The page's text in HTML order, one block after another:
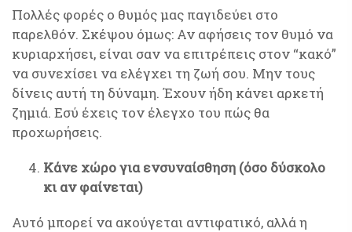
Πολλές φορές ο θυμός μας παγιδεύει στο
παρελθόν. Σκέψου όμως: Αν αφήσεις τον θυμό να
κυριαρχήσει, είναι σαν να επιτρέπεις στον “κακό”
να συνεχίσει να ελέγχει τη ζωή σου. Μην τους
δίνεις αυτή τη δύναμη. Έχουν ήδη κάνει αρκετή
ζημιά. Εσύ έχεις τον έλεγχο του πώς θα
προχωρήσεις.
Κάνε χώρο για ενσυναίσθηση (όσο δύσκολο
κι αν φαίνεται)
Αυτό μπορεί να ακούγεται αντιφατικό, αλλά η